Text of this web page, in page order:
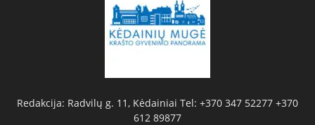
Redakcija: Radvilų g. 11, Kėdainiai Tel: +370 347 52277 +370
612 89877